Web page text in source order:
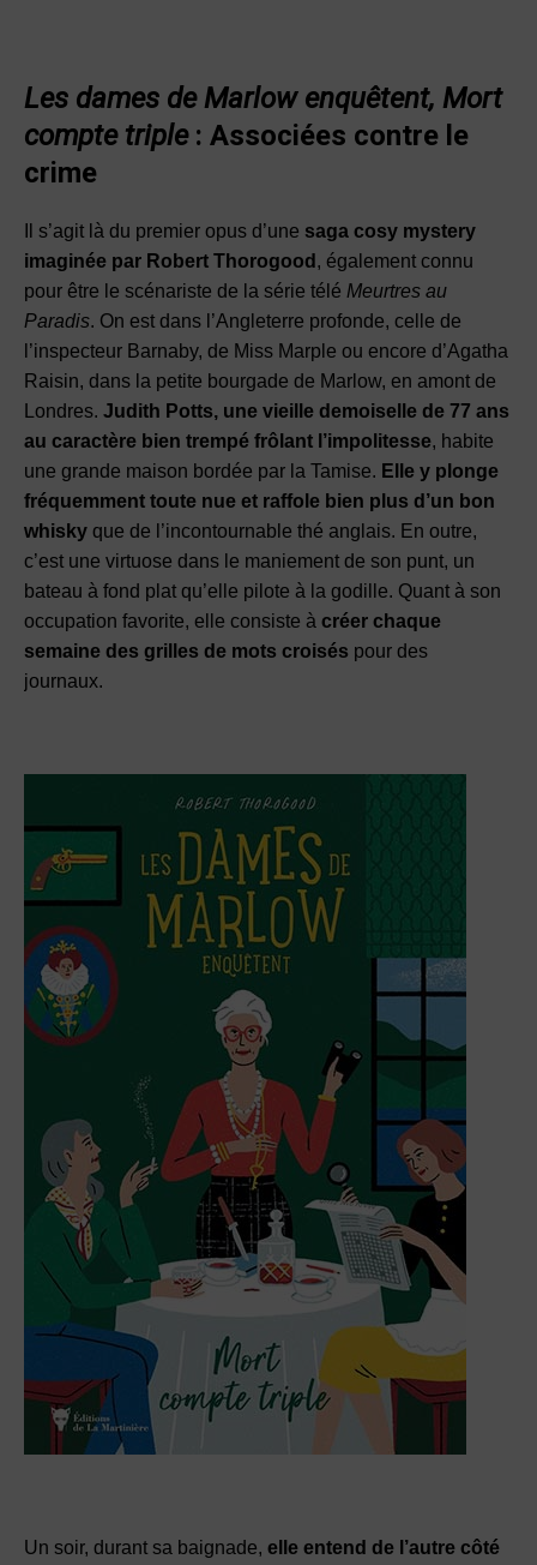
Les dames de Marlow enquêtent, Mort
compte triple: Associées contre le
crime
Il s’agit là du premier opus d’une saga cosy mystery
imaginée par Robert Thorogood , également connu
pour être le scénariste de la série télé Meurtres au
Paradis. On est dans l’Angleterre profonde, celle de
l’inspecteur Barnaby, de Miss Marple ou encore d’Agatha
Raisin, dans la petite bourgade de Marlow, en amont de
Londres. Judith Potts, une vieille demoiselle de 77 ans
au caractère bien trempé frôlant l’impolitesse, habite
une grande maison bordée par la Tamise. Elle y plonge
fréquemment toute nue et raffole bien plus d’un bon
whisky que de l’incontournable thé anglais. En outre,
c’est une virtuose dans le maniement de son punt, un
bateau à fond plat qu’elle pilote à la godille. Quant à son
occupation favorite, elle consiste à créer chaque
semaine des grilles de mots croisés pour des
journaux.
Un soir, durant sa baignade, elle entend de l’autre côté